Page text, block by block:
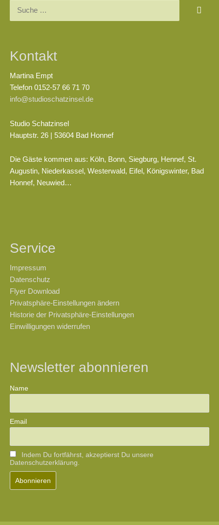
Kontakt
Martina Empt
Telefon 0152-57 66 71 70
info@studioschatzinsel.de
Studio Schatzinsel
Hauptstr. 26 | 53604 Bad Honnef
Die Gäste kommen aus: Köln, Bonn, Siegburg, Hennef, St.
Augustin, Niederkassel, Westerwald, Eifel, Königswinter, Bad
Honnef, Neuwied…
Service
Impressum
Datenschutz
Flyer Download
Privatsphäre-Einstellungen ändern
Historie der Privatsphäre-Einstellungen
Einwilligungen widerrufen
Newsletter abonnieren
Name
Email
Indem Du fortfährst, akzeptierst Du unsere
Datenschutzerklärung.